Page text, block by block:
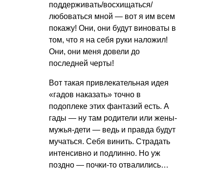
поддерживать/восхищаться/
любоваться мной — вот я им всем
покажу! Они, они будут виноваты в
том, что я на себя руки наложил!
Они, они меня довели до
последней черты!
Вот такая привлекательная идея
«гадов наказать» точно в
подоплеке этих фантазий есть. А
гады — ну там родители или жены-
мужья-дети — ведь и правда будут
мучаться. Себя винить. Страдать
интенсивно и подлинно. Но уж
поздно — почки-то отвалились…